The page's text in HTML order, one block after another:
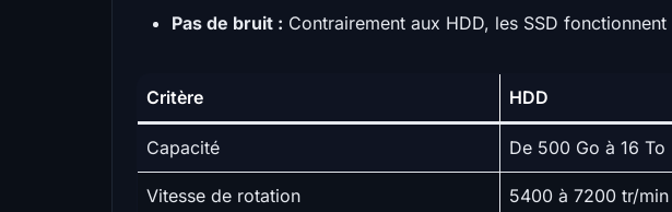
Pas de bruit : Contrairement aux HDD, les SSD
Critère HDD
Capacité De 500 Go à 16 To
Vitesse de rotation 5400 à 7200 tr/min